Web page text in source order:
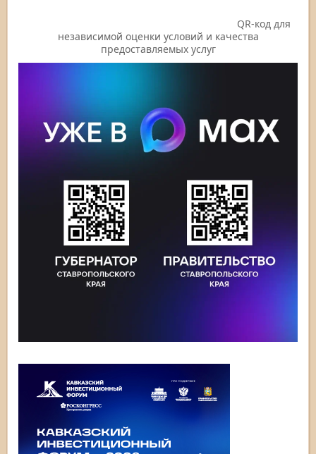
QR-код для
независимой оценки условий и качества
предоставляемых услуг